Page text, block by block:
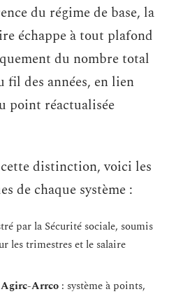
du régime de base, la
échappe à tout plafond
du nombre total
fil des années, en lien
point réactualisée
distinction, voici les
de chaque système :
par la Sécurité sociale, soumis
les trimestres et le salaire
Arrco : système à points,